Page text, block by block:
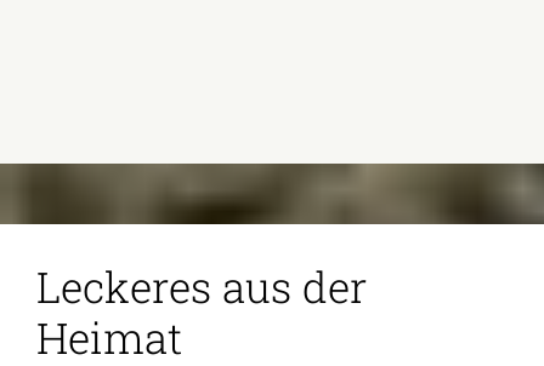
Leckeres aus der
Heimat